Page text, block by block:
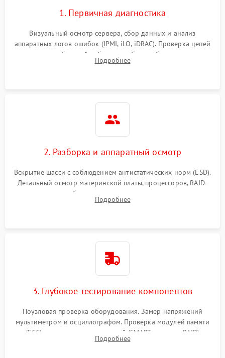
Влага и внешные воздействия
1. Первичная диагностика
Визуальный осмотр сервера, сбор данных и анализ
аппаратных логов ошибок (IPMI, iLO, iDRAC). Проверка цепей
питания и базовой работоспособности без вскрытия
корпуса для быстрой локализации сбоя.
Подробнее
2. Разборка и аппаратный осмотр
Вскрытие шасси с соблюдением антистатических норм (ESD).
Детальный осмотр материнской платы, процессоров, RAID-
контроллеров и блоков питания на наличие термических
повреждений, прогаров или окислений.
Подробнее
3. Глубокое тестирование компонентов
Поузловая проверка оборудования. Замер напряжений
мультиметром и осциллографом. Проверка модулей памяти
(ECC) и состояния накопителей (SMART, массивы RAID)
специализированными диагностическими утилитами.
Подробнее